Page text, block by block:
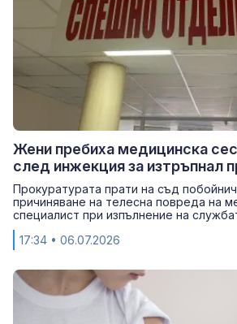
Жени пребиха медицинска
след инжекция за изтръпнал
Прокуратурата прати на съд
причиняване на телесна повреда на
специалист при изпълнение на
17:34 • 06.07.2026